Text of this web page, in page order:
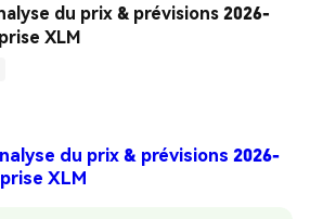
du prix & prévisions 2026-
XLM
du prix & prévisions 2026-
XLM